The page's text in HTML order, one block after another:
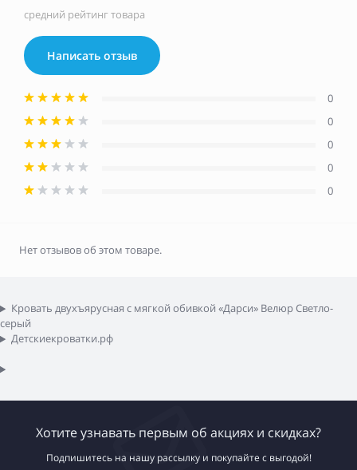
средний рейтинг товара
Написать отзыв
0
0
0
0
0
Нет отзывов об этом товаре.
Кровать двухъярусная с мягкой обивкой «Дарси» Велюр Светло-
серый
Детскиекроватки.рф
Хотите узнавать первым об акциях и скидках?
Подпишитесь на нашу рассылку и покупайте с выгодой!